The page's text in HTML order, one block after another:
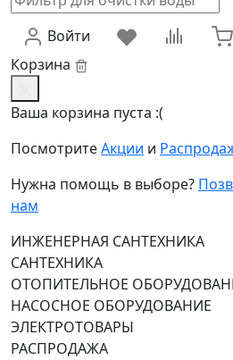
Войти
Корзина
Ваша корзина пуста :(
ПосмотритеАкции и
Нужна помощь в выборе?
нам
ИНЖЕНЕРНАЯ САНТЕХНИКА
САНТЕХНИКА
ОТОПИТЕЛЬНОЕ
НАСОСНОЕ ОБОРУДОВАНИЕ
ЭЛЕКТРОТОВАРЫ
РАСПРОДАЖА